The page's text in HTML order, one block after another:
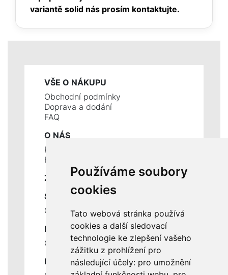
Používáme soubory
cookies
Tato webová stránka používá
cookies a další sledovací
technologie ke zlepšení vašeho
zážitku z prohlížení pro
následující účely: pro umožnění
variantě solid nás prosím kontaktujte.
VŠE O NÁKUPU
Obchodní podmínky
Doprava a dodání
FAQ
O NÁS
Kontakty
Historie a současnost
ZÁKLADNÍ ÚDAJE
SLUŽBY
Ceník servisních prací
DŮLEŽITÉ INFORMACE
Ochrana osobních údajů
RYCHLÉ ODKAZY